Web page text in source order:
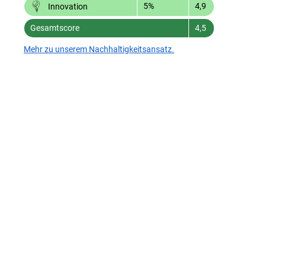
Innovation 5% 4,9
Gesamtscore 4,5
Mehr zu unserem Nachhaltigkeitsansatz.